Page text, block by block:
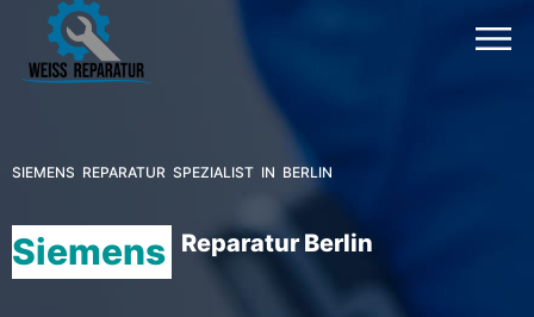
SIEMENS REPARATUR SPEZIALIST IN BERLIN
Siemens Reparatur Berlin